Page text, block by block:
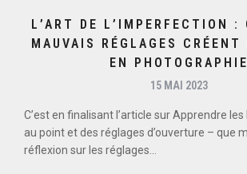
L’ART DE L’IMPERFECTION :
MAUVAIS RÉGLAGES
EN PHOTOGRAPHIE
15 MAI 2023
C’est en finalisant l’article sur Apprendre
au point et des réglages d’ouverture – que
réflexion sur les réglages...